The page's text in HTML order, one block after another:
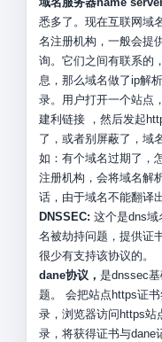
悉多了。现在互联网域
名注册机构，一般会提
询。它们之间有联系的
息，那么域名做了ip解
录。用户打开一个站点
建利链接 ，然后发起
了，或者别屏蔽了，域
如：有个域名过期了，
注册机构，会将域名解
话，由于域名不能翻译
DNSSEC: 这个是dns域
名被劫持问题，提供证
很少有支持该协议的。
dane协议， 是dnssec
题。 会把站点https证
录，浏览器访问https站
录，将获得证书与dane